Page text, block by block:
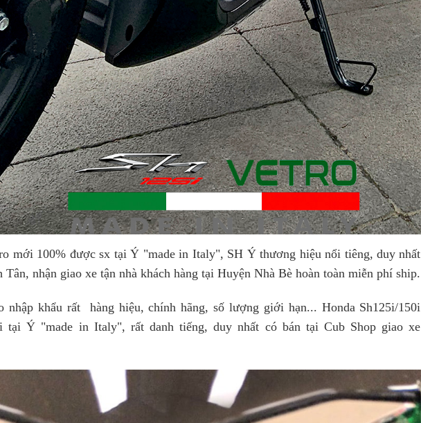
mới 100% được sx tại Ý "made in Italy", SH Ý thương hiệu nổi tiêng, duy nhất
nhận giao xe tận nhà khách hàng tại Huyện Nhà Bè hoàn toàn miễn phí ship.
nhập khẩu rất hàng hiệu, chính hãng, số lượng giới hạn... Honda Sh125i/150i
Ý "made in Italy", rất danh tiếng, duy nhất có bán tại Cub Shop giao xe